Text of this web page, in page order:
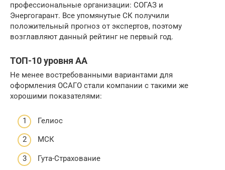
профессиональные организации: СОГАЗ и
Энергогарант. Все упомянутые СК получили
положительный прогноз от экспертов, поэтому
возглавляют данный рейтинг не первый год.
ТОП-10 уровня AA
Не менее востребованными вариантами для
оформления ОСАГО стали компании с такими же
хорошими показателями:
Гелиос
МСК
Гута-Страхование